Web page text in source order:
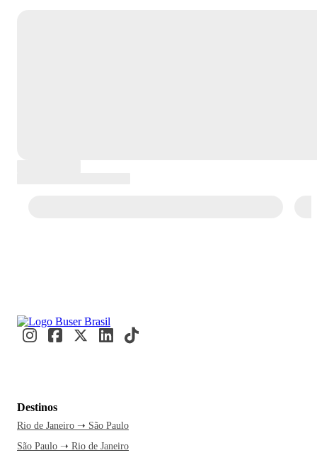
Destinos
Rio de Janeiro ➝ São Paulo
São Paulo ➝ Rio de Janeiro